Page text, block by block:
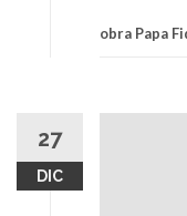
obra Papa
27
DIC